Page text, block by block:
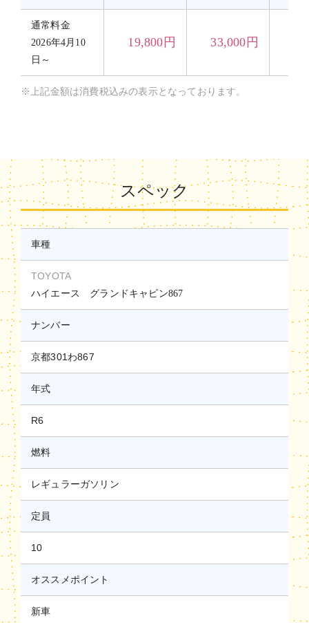
通常料金
2026年4月10
日～
19,800円 33,000円
※上記金額は消費税込みの表示となっております。
スペック
車種
TOYOTA
ハイエース グランドキャビン867
ナンバー
京都301わ867
年式
R6
燃料
レギュラーガソリン
定員
10
オススメポイント
新車